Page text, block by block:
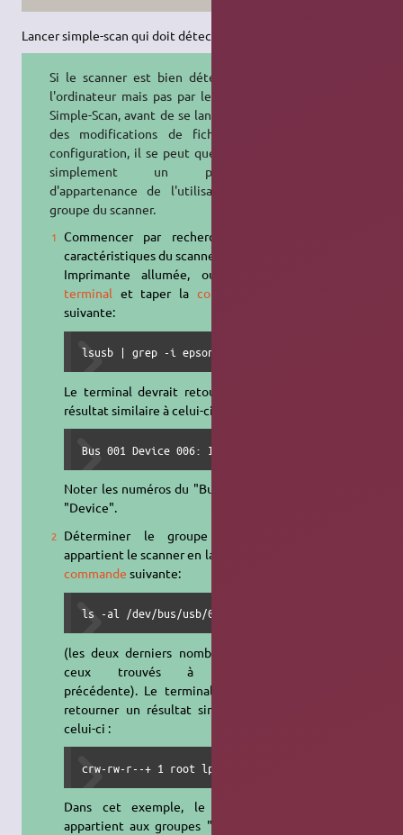
Lancer simple-scan qui doit détecter votre scanner.
Si le scanner est bien détecté par
l'ordinateur mais pas par le logiciel
Simple-Scan, avant de se lancer dans
des modifications de fichiers de
configuration, il se peut que ce soit
simplement un problème
d'appartenance de l'utilisateur au
groupe du scanner.
Commencer par rechercher les
caractéristiques du scanner.
Imprimante allumée, ouvrir un
terminal et taper la commande
suivante:
lsusb | grep -i epson
Le terminal devrait retourner un
résultat similaire à celui-ci :
Bus 001 Device 006: ID 04b8:082f Seiko Epson Corp.
Noter les numéros du "Bus" et du
"Device".
Déterminer le groupe auquel
appartient le scanner en lançant la
commande suivante:
ls -al /dev/bus/usb/001/006
(les deux derniers nombres sont
ceux trouvés à l'étape
précédente). Le terminal devrait
retourner un résultat similaire à
celui-ci :
crw-rw-r--+ 1 root lp 189
Dans cet exemple, le scanner
appartient aux groupes "root" et